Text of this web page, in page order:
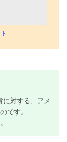
に対する、アメ
です。